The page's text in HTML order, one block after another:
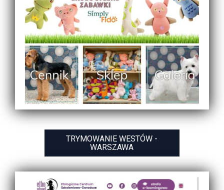
TRYMOWANIE WESTÓW -
WARSZAWA